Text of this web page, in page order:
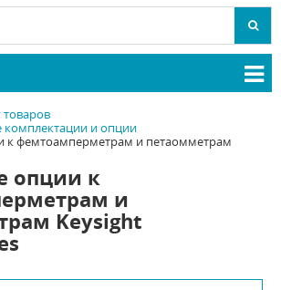
товаров
и опции
к фемтоамперметрам и петаомметрам
опции к
и
Keysight